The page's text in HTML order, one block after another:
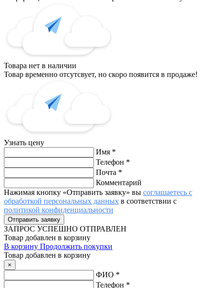
Товара нет в наличии
Товар временно отсутсвует, но скоро появится в продаже!
Узнать цену
Имя *
Телефон *
Почта *
Комментарий
Нажимая кнопку «Отправить заявку» вы соглашаетесь с
обработкой персональных данных в соответствии с
политикой конфиденциальности
ЗАПРОС УСПЕШНО ОТПРАВЛЕН
Товар добавлен в корзину
В корзину Продолжить покупки
Товар добавлен в корзину
×
ФИО *
Телефон *